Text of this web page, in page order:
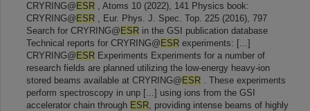
CRYRING@ ESR , Atoms 10 (2022), 141 Physics book:
CRYRING@ ESR , Eur. Phys. J. Spec. Top. 225 (2016), 797
Search for CRYRING@ ESR in the GSI publication database
Technical reports for CRYRING@ ESR experiments: [...]
CRYRING@ ESR Experiments Experiments for a number of
research fields are planned utilizing the low-energy heavy-ion
stored beams available at CRYRING@ ESR . These experiments
perform spectroscopy in unp [...] using ions from the GSI
accelerator chain through ESR, providing intense beams of highly